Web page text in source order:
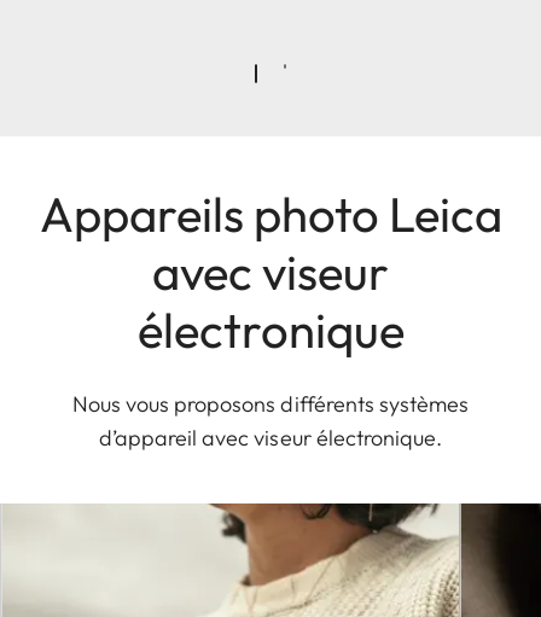
Appareils photo Leica
avec viseur
électronique
Nous vous proposons différents systèmes
d’appareil avec viseur électronique.